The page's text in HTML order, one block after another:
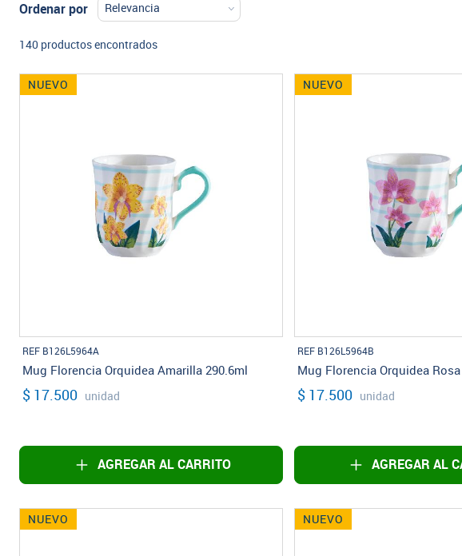
Ordenar por
140 productos encontrados
NUEVO
REF B126L5964A
Mug Florencia Orquidea Amarilla 290.6ml
$ 17.500 unidad
AGREGAR AL CARRITO
NUEVO
REF B126L5964B
Mug Florencia Orquidea
$ 17.500 unidad
AGREGAR AL
NUEVO NUEVO